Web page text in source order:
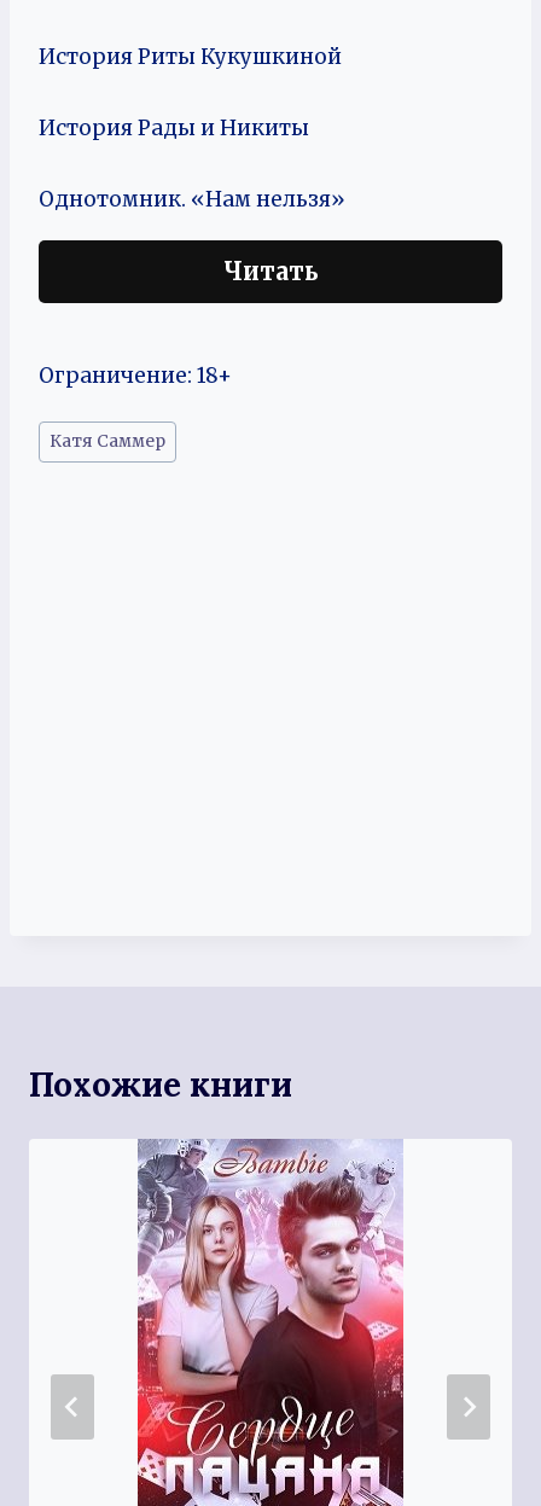
История Риты Кукушкиной
История Рады и Никиты
Однотомник. «Нам нельзя»
Читать
Ограничение: 18+
Метки
записи:
Катя Саммер
Похожие книги